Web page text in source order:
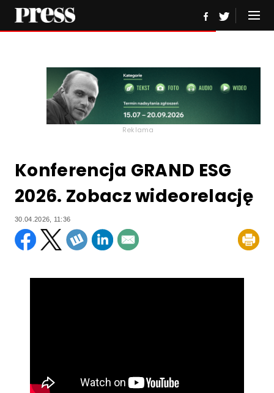
Reklama
Konferencja GRAND ESG
2026. Zobacz wideorelację
30.04.2026, 11:36